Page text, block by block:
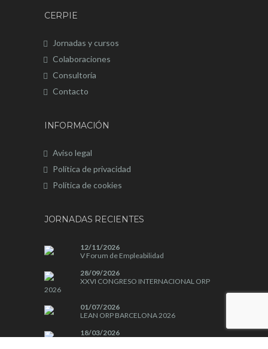
CERPIE
Jornadas y cursos
Colaboraciones
Consultoría
Contacto
INFORMACIÓN
Aviso legal
Política de privacidad
Política de cookies
JORNADAS RECIENTES
12/11/2026
V Forum de Empleabilidad
28/09/2026
XXVI CONGRESO INTERNACIONAL ORP
2026
01/07/2026
LEAN ORP BARCELONA 2026
18/03/2026